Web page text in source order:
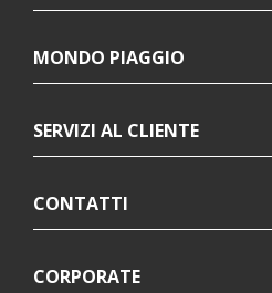
MONDO PIAGGIO
SERVIZI AL CLIENTE
CONTATTI
CORPORATE